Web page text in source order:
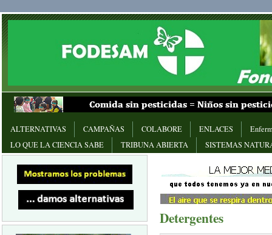
ALTERNATIVAS CAMPAÑAS COLABORE ENLACES
LO QUE LA CIENCIA SABE
TRIBUNA ABIERTA SISTEMAS
Detergentes